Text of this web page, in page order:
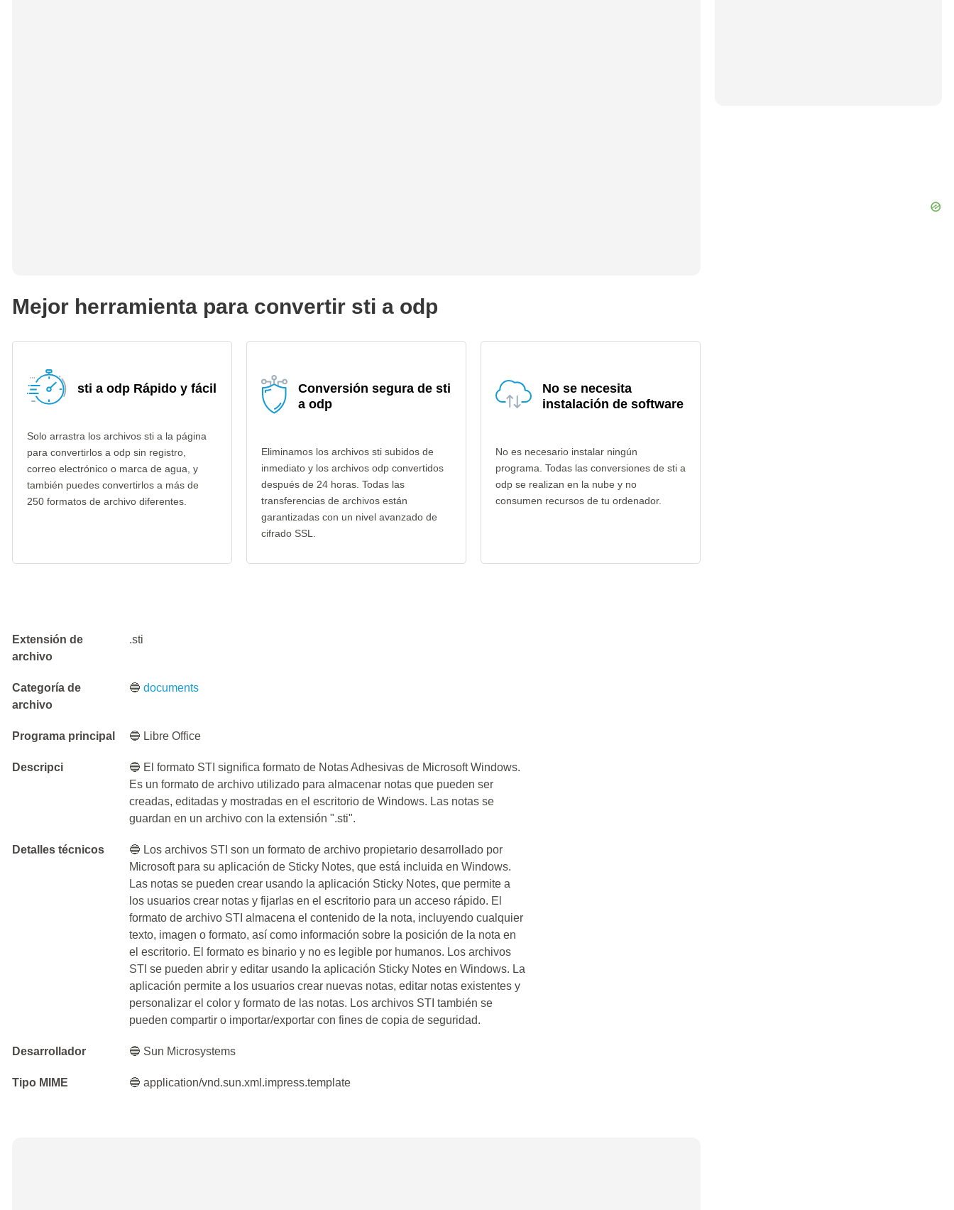
Mejor herramienta para convertir sti a odp
sti a odp Rápido y fácil
Solo arrastra los archivos sti a la página
para convertirlos a odp sin registro,
correo electrónico o marca de agua, y
también puedes convertirlos a más de
250 formatos de archivo diferentes.
Conversión segura de sti
a odp
Eliminamos los archivos sti subidos de
inmediato y los archivos odp convertidos
después de 24 horas. Todas las
transferencias de archivos están
garantizadas con un nivel avanzado de
cifrado SSL.
No se necesita
instalación de software
No es necesario instalar ningún
programa. Todas las conversiones de sti a
odp se realizan en la nube y no
consumen recursos de tu ordenador.
Extensión de
archivo
.sti
Categoría de
archivo
🔵documents
Programa principal 🔵 Libre Office
Descripci
🔵 El formato STI significa formato de Notas Adhesivas de Microsoft Windows.
Es un formato de archivo utilizado para almacenar notas que pueden ser
creadas, editadas y mostradas en el escritorio de Windows. Las notas se
guardan en un archivo con la extensión ".sti".
Detalles técnicos
🔵 Los archivos STI son un formato de archivo propietario desarrollado por
Microsoft para su aplicación de Sticky Notes, que está incluida en Windows.
Las notas se pueden crear usando la aplicación Sticky Notes, que permite a
los usuarios crear notas y fijarlas en el escritorio para un acceso rápido. El
formato de archivo STI almacena el contenido de la nota, incluyendo cualquier
texto, imagen o formato, así como información sobre la posición de la nota en
el escritorio. El formato es binario y no es legible por humanos. Los archivos
STI se pueden abrir y editar usando la aplicación Sticky Notes en Windows. La
aplicación permite a los usuarios crear nuevas notas, editar notas existentes y
personalizar el color y formato de las notas. Los archivos STI también se
pueden compartir o importar/exportar con fines de copia de seguridad.
Desarrollador 🔵 Sun Microsystems
Tipo MIME 🔵 application/vnd.sun.xml.impress.template